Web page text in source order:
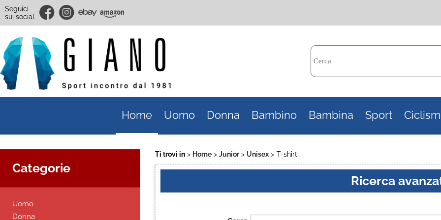
Seguici
sui social
il
Home Uomo Donna Bambino Bambina Sport
Categorie
Uomo
Donna
Ti trovi in Home Junior Unisex T-shirt
Ricerca